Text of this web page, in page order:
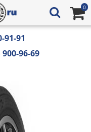
0
91-91
900-96-69